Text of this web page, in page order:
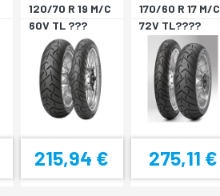
120/70 R 19 M/C
60V TL ???
SCORPION T *A
215,94 €
170/60 R 17 M/C
72V TL????
SCORPION T *P
275,11 €